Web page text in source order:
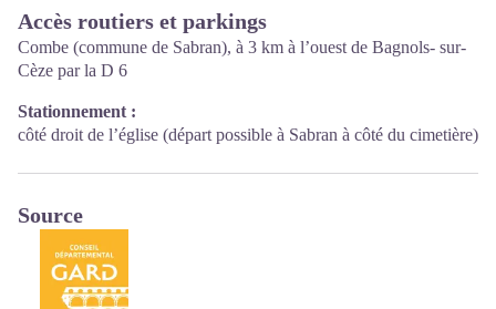
Accès routiers et parkings
Combe (commune de Sabran), à 3 km à l’ouest de Bagnols- sur-
Cèze par la D 6
Stationnement :
côté droit de l’église (départ possible à Sabran à côté du cimetière)
Source